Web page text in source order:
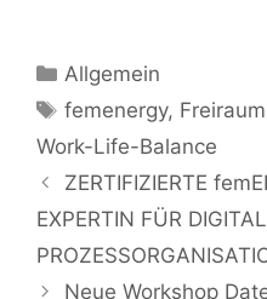
Kategorien
Allgemein
Schlagwörter
femenergy, Freiraum
Work-Life-Balance
ZERTIFIZIERTE
EXPERTIN FÜR
Neue Workshop